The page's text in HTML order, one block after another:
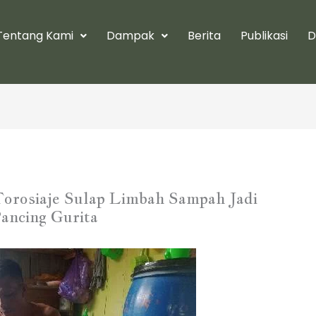
Kami Dampak Berita Publikasi
Sulap Limbah Sampah Jadi
Gurita